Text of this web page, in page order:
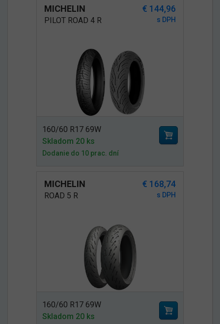
MICHELIN € 144,96
PILOT ROAD 4 R s DPH
160/60 R17 69W
Skladom 20 ks
Dodanie do 10 prac. dní
MICHELIN € 168,74
ROAD 5 R s DPH
160/60 R17 69W
Skladom 20 ks